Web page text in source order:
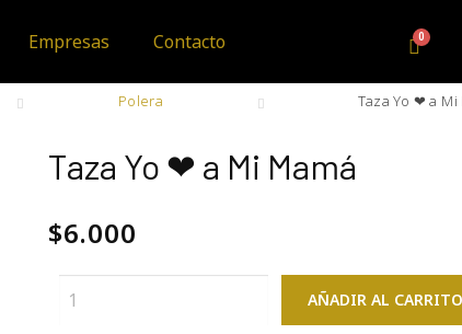
Empresas Contacto
Polera Taza Yo ❤ a Mi
Taza Yo ❤ a Mi Mamá
$6.000
AÑADIR AL CARRITO